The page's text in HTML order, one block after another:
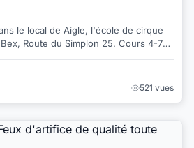
le local de Aigle, l'école de cirque
du Simplon 25. Cours 4-7
521 vues